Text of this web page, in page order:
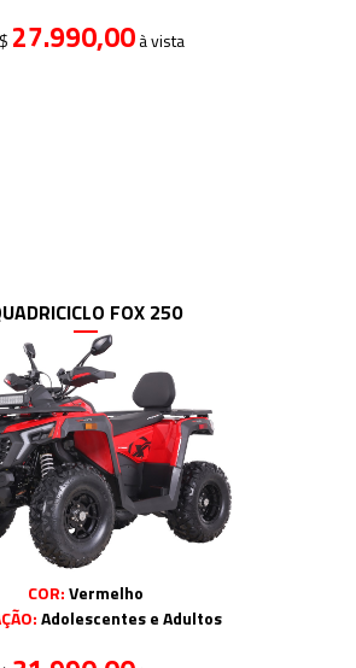
27.990,00à vista
FOX 250
COR:Vermelho
Adolescentes e Adultos